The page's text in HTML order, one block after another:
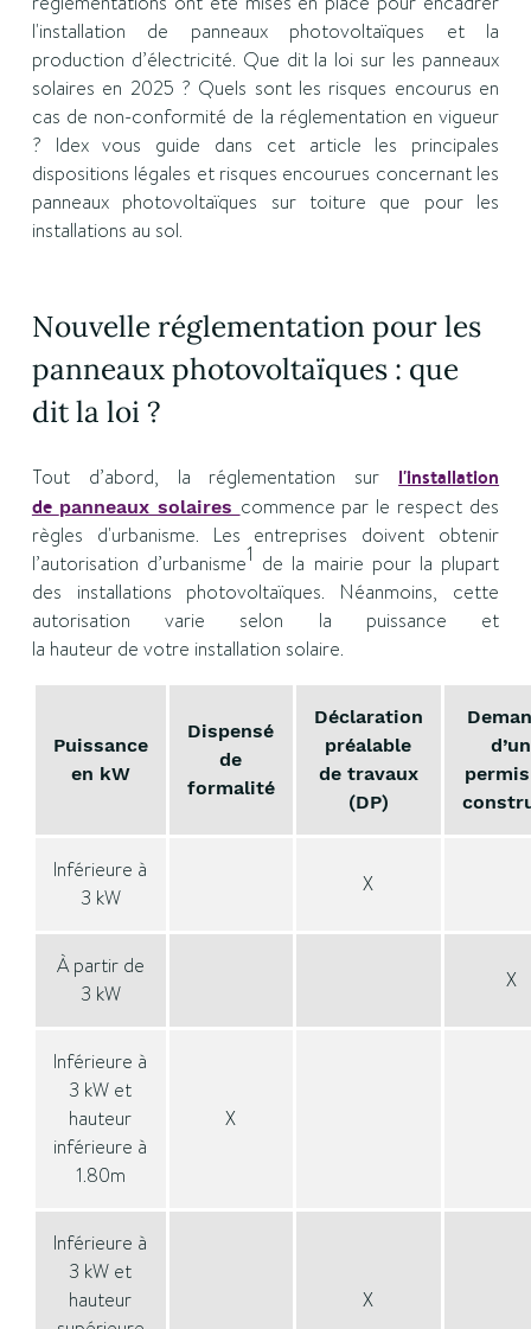
l'installation de panneaux photovoltaïques et la
production d’électricité. Que dit la loi sur les panneaux
solaires en 2025 ? Quels sont les risques encourus en
cas de non-conformité de la réglementation en vigueur
? Idex vous guide dans cet article les principales
dispositions légales et risques encourues concernant les
panneaux photovoltaïques sur toiture que pour les
installations au sol.
Nouvelle réglementation pour les
panneaux photovoltaïques : que
dit la loi ?
Tout d’abord, la réglementation sur l'installation
de panneaux solaires commence par le respect des
règles d'urbanisme. Les entreprises doivent obtenir
l’autorisation d’urbanisme1 de la mairie pour la plupart
des installations photovoltaïques. Néanmoins, cette
autorisation varie selon la puissance et
la hauteur de votre installation solaire.
Puissance
en kW
Dispensé
de
formalité
Déclaration
préalable
de travaux
(DP)
d’un
Inférieure à
3 kW
X
À partir de
3 kW
X
Inférieure à
3 kW et
hauteur
inférieure à
1.80m
X
Inférieure à
3 kW et
hauteur
X